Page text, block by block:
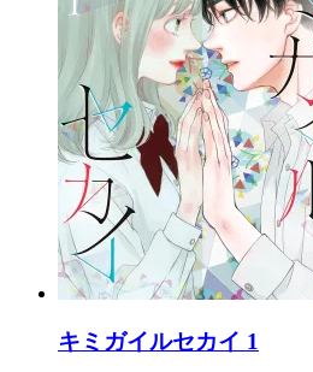
キミガイルセカイ 1